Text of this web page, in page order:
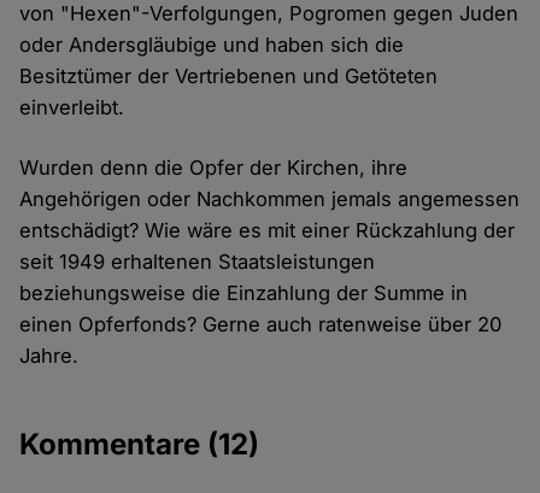
von "Hexen"-Verfolgungen, Pogromen gegen Juden
oder Andersgläubige und haben sich die
Besitztümer der Vertriebenen und Getöteten
einverleibt.
Wurden denn die Opfer der Kirchen, ihre
Angehörigen oder Nachkommen jemals angemessen
entschädigt? Wie wäre es mit einer Rückzahlung der
seit 1949 erhaltenen Staatsleistungen
beziehungsweise die Einzahlung der Summe in
einen Opferfonds? Gerne auch ratenweise über 20
Jahre.
Kommentare (12)